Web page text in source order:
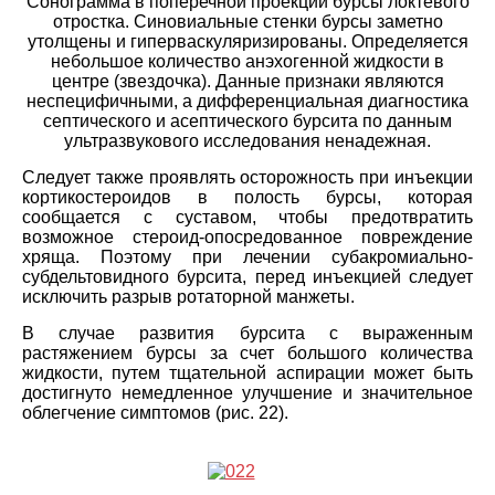
отростка. Синовиальные стенки бурсы заметно
утолщены и гиперваскуляризированы. Определяется
небольшое количество анэхогенной жидкости в
центре (звездочка). Данные признаки являются
неспецифичными, а дифференциальная диагностика
септического и асептического бурсита по данным
ультразвукового исследования ненадежная.
Следует также проявлять осторожность при инъекции
кортикостероидов в полость бурсы, которая
сообщается с суставом, чтобы предотвратить
возможное стероид-опосредованное повреждение
хряща. Поэтому при лечении субакромиально-
субдельтовидного бурсита, перед инъекцией следует
исключить разрыв ротаторной манжеты.
В случае развития бурсита с выраженным
растяжением бурсы за счет большого количества
жидкости, путем тщательной аспирации может быть
достигнуто немедленное улучшение и значительное
облегчение симптомов (рис. 22).